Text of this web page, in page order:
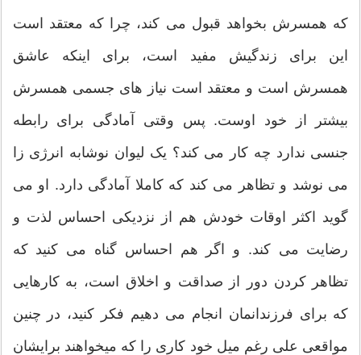
که همسرش بخواهد قبول می کند، چرا که معتقد است
این برای زندگیش مفید است، برای اینکه عاشق
همسرش است و معتقد است نیاز های جسمی همسرش
بیشتر از خود اوست. پس وقتی آمادگی برای رابطه
جنسی ندارد چه کار می کند؟ یک لیوان نوشابه انرژی زا
می نوشد و تظاهر می کند که کاملا آمادگی دارد. او می
گوید اکثر اوقات خودش هم از نزدیکی احساس لذت و
رضایت می کند. و اگر هم احساس گناه می کنید که
تظاهر کردن دور از صداقت و اخلاق است، به کارهایی
که برای فرزندانمان انجام می دهیم فکر کنید، در چنین
مواقعی علی رغم میل خود کاری را که میخواهند برایشان